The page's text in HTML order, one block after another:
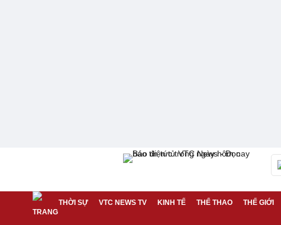
THỜI SỰ VTC NEWS TV KINH TẾ THỂ THAO THẾ GIỚI